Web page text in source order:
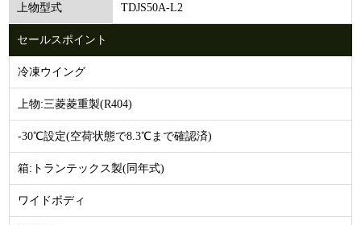
上物型式 TDJS50A-L2
セールスポイント
冷凍ウイング
上物:三菱菱重製(R404)
-30℃設定(空荷状態で8.3℃まで確認済)
箱:トランテックス製(同年式)
ワイドボディ